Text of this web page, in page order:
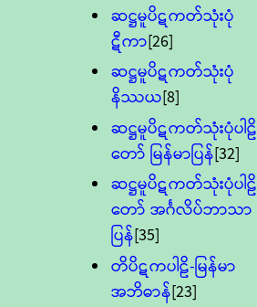
ဆဋ္ဌမူပိဋကတ်သုံးပုံ
ဋီကာ[26]
ဆဋ္ဌမူပိဋကတ်သုံးပုံ
နိဿယ[8]
ဆဋ္ဌမူပိဋကတ်သုံးပုံပါဠိ
တော် မြန်မာပြန်[32]
ဆဋ္ဌမူပိဋကတ်သုံးပုံပါဠိ
တော် အင်္ဂလိပ်ဘာသာ
ပြန်[35]
တိပိဋကပါဠိ-မြန်မာ
အဘိဓာန်[23]